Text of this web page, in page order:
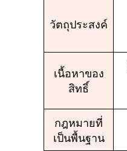
วัตถุประสงค์
เนื้อหาของ
สิทธิ์
กฎหมายที่
เป็นพื้นฐาน